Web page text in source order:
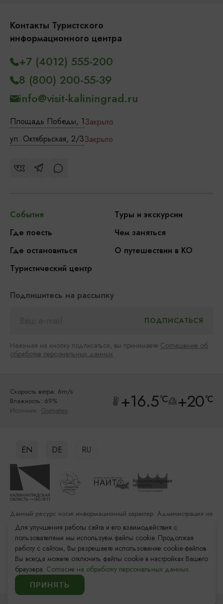
Контакты Туристского
информационного центра
Площадь Победы, 1Закрыто
ул. Октябрьская, 2/3Закрыто
+7 (4012) 555-200
8 (800) 200-55-39
info@visit-kaliningrad.ru
События
Туры и экскурсии
Где поесть
Чем заняться
Где остановиться
О путешествии в КО
Туристический центр
Подпишитесь на рассылку
Нажимая на кнопку подписаться, вы принимаете Соглашение об
обработке персональных данных
Скорость ветра: 6m/s
Влажность: 69%
Источник: Gismeteo +16.5°C +20°C
EN DE RU
© 2011–2026 «Туристский информационный центр
Калининградской области»
Данный ресурс носит информационный характер. Администрация не
несет ответственности за качество услуг, предоставленных
сторонними организациями
Разработка сайта: «Решение»
Продвижение сайта: Remarka Agency
Для улучшения работы сайта и его взаимодействия с
пользователями мы используем файлы cookie. Продолжая
работу с сайтом, Вы разрешаете использование cookie-файлов.
Вы всегда можете отключить файлы cookie в настройках Вашего
браузера. Согласие на обработку персональных данных.
ПРИНЯТЬ